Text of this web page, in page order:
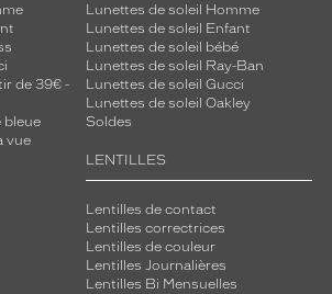
de 39€ -
bleue
vue
Lunettes de soleil Homme
Lunettes de soleil Enfant
Lunettes de soleil bébé
Lunettes de soleil Ray-Ban
Lunettes de soleil Gucci
Lunettes de soleil Oakley
Soldes
LENTILLES
Lentilles de contact
Lentilles correctrices
Lentilles de couleur
Lentilles Journalières
Lentilles Bi Mensuelles